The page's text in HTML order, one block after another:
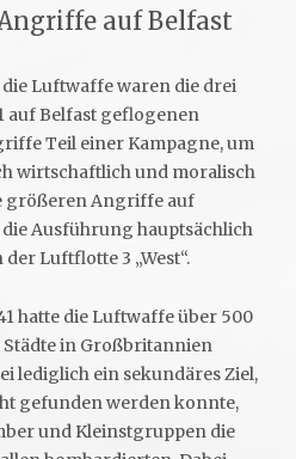
auf Belfast
Luftwaffe waren die drei
auf Belfast geflogenen
Teil einer Kampagne, um
wirtschaftlich und moralisch
größeren Angriffe auf
Ausführung hauptsächlich
Luftflotte 3 „West“.
hatte die Luftwaffe über 500
in Großbritannien
lediglich ein sekundäres Ziel,
gefunden werden konnte,
und Kleinstgruppen die